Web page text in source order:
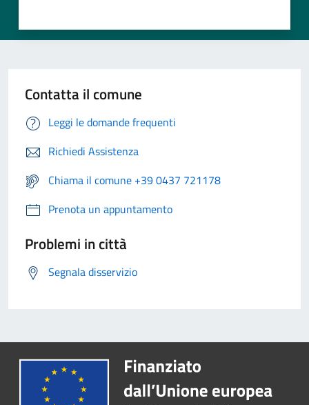
Contatta il comune
Leggi le domande frequenti
Richiedi Assistenza
Chiama il comune +39 0437 721178
Prenota un appuntamento
Problemi in città
Segnala disservizio